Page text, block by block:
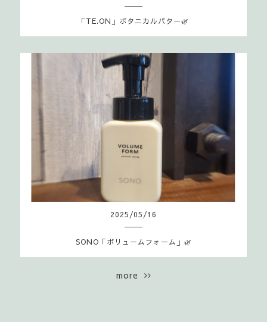
「TE.ON」ボタニカルバター🌿
2025/05/16
SONO「ボリュームフォーム」🌿
more